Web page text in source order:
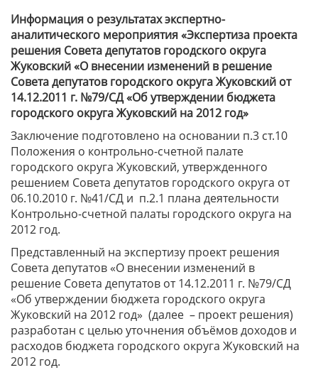
Информация о результатах экспертно-
аналитического мероприятия «Экспертиза проекта
решения Совета депутатов городского округа
Жуковский «О внесении изменений в решение
Совета депутатов городского округа Жуковский от
14.12.2011 г. №79/СД «Об утверждении бюджета
городского округа Жуковский на 2012 год»
Заключение подготовлено на основании п.3 ст.10
Положения о контрольно-счетной палате
городского округа Жуковский, утвержденного
решением Совета депутатов городского округа от
06.10.2010 г. №41/СД и п.2.1 плана деятельности
Контрольно-счетной палаты городского округа на
2012 год.
Представленный на экспертизу проект решения
Совета депутатов «О внесении изменений в
решение Совета депутатов от 14.12.2011 г. №79/СД
«Об утверждении бюджета городского округа
Жуковский на 2012 год» (далее – проект решения)
разработан с целью уточнения объёмов доходов и
расходов бюджета городского округа Жуковский на
2012 год.